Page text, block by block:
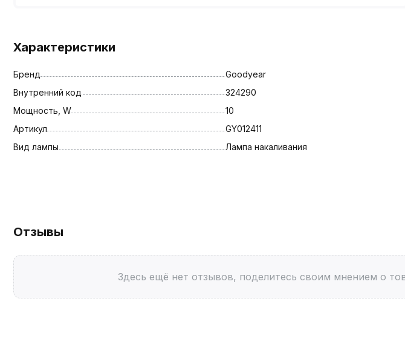
Характеристики
Бренд
Goodyear
Внутренний код
324290
Мощность, W
10
Артикул
GY012411
Вид лампы
Лампа накаливания
Отзывы
Здесь ещё нет отзывов, поделитесь своим мнением о